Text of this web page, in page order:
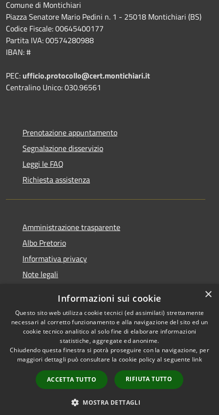
Comune di Montichiari
Piazza Senatore Mario Pedini n. 1 - 25018 Montichiari (BS)
Codice Fiscale: 00645400177
Partita IVA: 00574280988
IBAN: #
PEC: ufficio.protocollo@cert.montichiari.it
Centralino Unico: 030.96561
Prenotazione appuntamento
Segnalazione disservizio
Leggi le FAQ
Richiesta assistenza
Amministrazione trasparente
Albo Pretorio
Informativa privacy
Note legali
Whisteblowing
RSS
Accessibilità
Copyright © 2026 • Comune di
Municipium•
Accesso
redazione
×
Informazioni sui cookie
Questo sito web utilizza cookie tecnici (ed assimilati) strettamente
necessari al corretto funzionamento e alla navigazione del sito ed un
cookie tecnico analitico al solo fine di elaborare informazioni
statistiche, aggregate ed anonime.
Chiudendo questa finestra si potrà proseguire con la navigazione, per
maggiori dettagli può consultare la cookie policy al seguente link
ACCETTA TUTTO RIFIUTA TUTTO
MOSTRA DETTAGLI